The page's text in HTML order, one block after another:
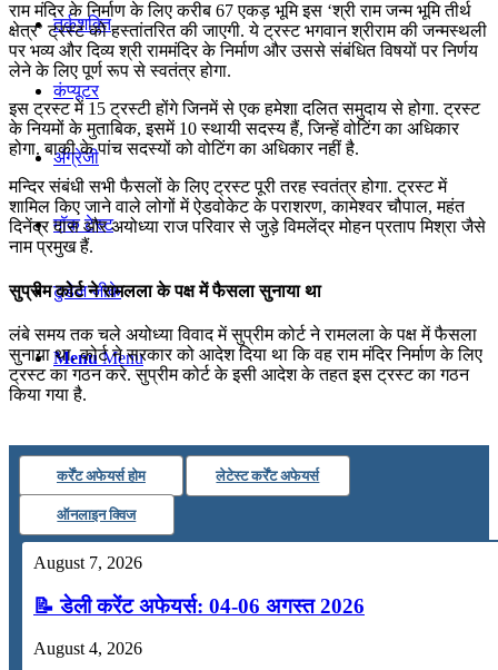
तर्कशक्ति
कंप्यूटर
अंग्रेजी
मॉक टेस्ट
टुडेज जीके
Menu Menu
राम मंदिर के निर्माण के लिए करीब 67 एकड़ भूमि इस ‘श्री राम जन्‍म भूमि तीर्थ
क्षेत्र’ ट्रस्‍ट को हस्‍तांतरित की जाएगी. ये ट्रस्‍ट भगवान श्रीराम की जन्‍मस्‍थली
पर भव्‍य और दिव्‍य श्री राममंदिर के निर्माण और उससे संबंधित विषयों पर निर्णय
लेने के लिए पूर्ण रूप से स्‍वतंत्र होगा.
इस ट्रस्‍ट में 15 ट्रस्‍टी होंगे जिनमें से एक हमेशा दलित समुदाय से होगा. ट्रस्ट
के नियमों के मुताबिक, इसमें 10 स्थायी सदस्य हैं, जिन्हें वोटिंग का अधिकार
होगा. बाकी के पांच सदस्यों को वोटिंग का अधिकार नहीं है.
मन्दिर संबंधी सभी फैसलों के लिए ट्रस्‍ट पूरी तरह स्‍वतंत्र होगा. ट्रस्ट में
शामिल किए जाने वाले लोगों में ऐडवोकेट के पराशरण, कामेश्वर चौपाल, महंत
दिनेंद्र दास और अयोध्या राज परिवार से जुड़े विमलेंद्र मोहन प्रताप मिश्रा जैसे
नाम प्रमुख हैं.
सुप्रीम कोर्ट ने रामलला के पक्ष में फैसला सुनाया था
लंबे समय तक चले अयोध्या विवाद में सुप्रीम कोर्ट ने रामलला के पक्ष में फैसला
सुनाया था. कोर्ट ने सरकार को आदेश दिया था कि वह राम मंदिर निर्माण के लिए
ट्रस्ट का गठन करे. सुप्रीम कोर्ट के इसी आदेश के तहत इस ट्रस्ट का गठन
किया गया है.
कर्रेंट अफेयर्स होम लेटेस्ट कर्रेंट अफेयर्स
ऑनलाइन क्विज
August 7, 2026
📝 डेली करेंट अफेयर्स: 04-06 अगस्त 2026
August 4, 2026